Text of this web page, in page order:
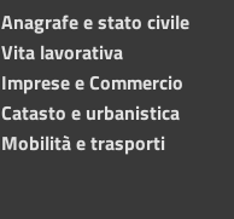
Anagrafe e stato civile
Vita lavorativa
Imprese e Commercio
Catasto e urbanistica
Mobilità e trasporti